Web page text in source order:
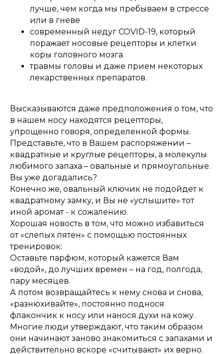
лучше, чем когда мы пребываем в стрессе
или в гневе
современный недуг COVID-19, который
поражает носовые рецепторы и клетки
коры головного мозга
травмы головы и даже прием некоторых
лекарственных препаратов.
Высказываются даже предположения о том, что
в нашем носу находятся рецепторы,
упрощенно говоря, определенной формы.
Представьте, что в Вашем распоряжении –
квадратные и круглые рецепторы, а молекулы
любимого запаха – овальные и прямоугольные.
Вы уже догадались?
Конечно же, овальный ключик не подойдет к
квадратному замку, и Вы не «услышите» тот
иной аромат - к сожалению.
Хорошая новость в том, что можно избавиться
от «слепых пятен» с помощью постоянных
тренировок:
Оставьте парфюм, который кажется Вам
«водой», до лучших времен – на год, полгода,
пару месяцев.
А потом возвращайтесь к нему снова и снова,
«разнюхивайте», постоянно поднося
флакончик к носу или нанося духи на кожу.
Многие люди утверждают, что таким образом
они начинают заново знакомиться с запахами и
действительно вскоре «считывают» их верно.